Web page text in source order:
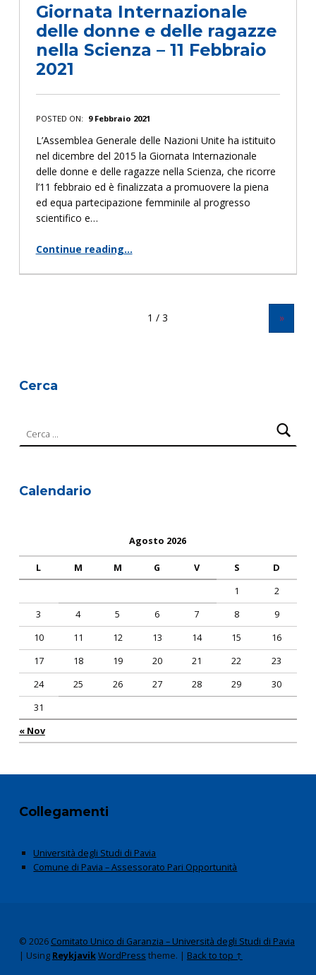
Giornata Internazionale
delle donne e delle ragazze
nella Scienza – 11 Febbraio
2021
POSTED ON: 9 Febbraio 2021
L’Assemblea Generale delle Nazioni Unite ha istituito
nel dicembre del 2015 la Giornata Internazionale
delle donne e delle ragazze nella Scienza, che ricorre
l’11 febbraio ed è finalizzata a promuovere la piena
ed equa partecipazione femminile al progresso
scientifico e…
Continue reading…
»
Cerca
Calendario
Agosto 2026
L M M G V S D
« Nov
1
2
3
4 5 6 7 8
9
10
11 12 13 14 15
16
17
18 19 20 21 22
23
24
25 26 27 28 29
30
31
Collegamenti
Università degli Studi di Pavia
Comune di Pavia – Assessorato Pari Opportunità
© 2026 Comitato Unico di Garanzia – Università degli Studi di Pavia
| Using ReykjavikWordPress theme. | Back to top ↑